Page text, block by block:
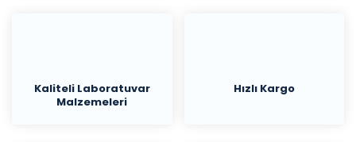
Kaliteli Laboratuvar
Malzemeleri
Hızlı Kargo